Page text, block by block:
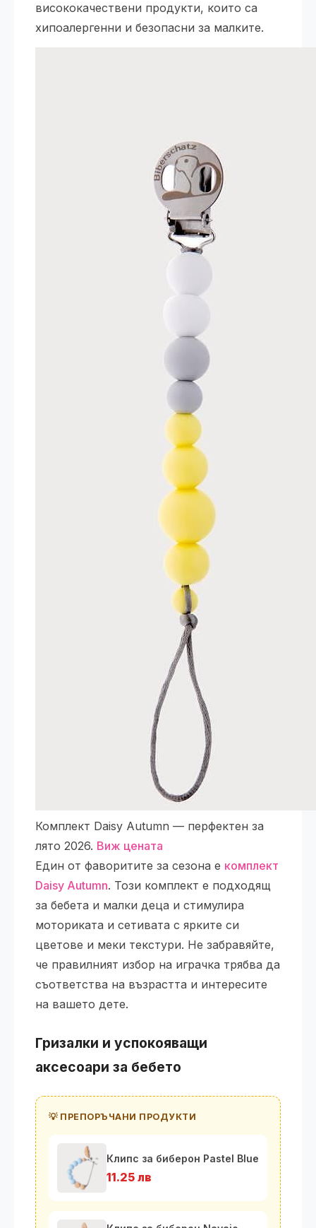
висококачествени продукти, които са
хипоалергенни и безопасни за малките.
Комплект Daisy Autumn — перфектен за
лято 2026. Виж цената
Един от фаворитите за сезона е комплект
Daisy Autumn. Този комплект е подходящ
за бебета и малки деца и стимулира
моториката и сетивата с ярките си
цветове и меки текстури. Не забравяйте,
че правилният избор на играчка трябва да
съответства на възрастта и интересите
на вашето дете.
Гризалки и успокояващи
аксесоари за бебето
💡 ПРЕПОРЪЧАНИ ПРОДУКТИ
Клипс за биберон Pastel Blue
11.25 лв